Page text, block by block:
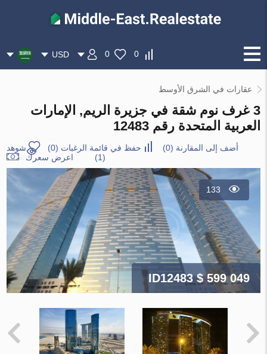
0
0
USD
عقارات في الشرق الأوسط
3 غرف نوم شقة في جزيرة الريم, الإمارات
العربية المتحدة رقم 12483
أضف إلى المقارنة (
0
) حفظ في قائمة الرغبات (
0
)
شوهد
(1)
اعرض سعرك
133
ID12483$ 599 049